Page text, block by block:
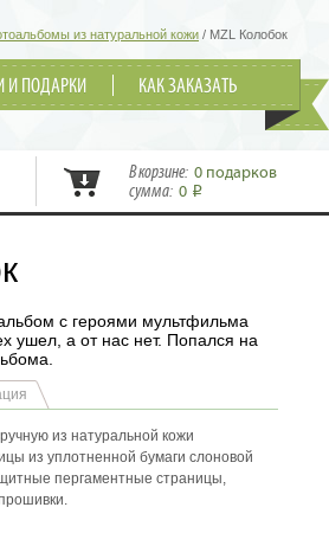
из натуральной кожи / MZL Колобок
И ПОДАРКИ КАК ЗАКАЗАТЬ
В корзине: 0 подарков
сумма: 0 i
с героями мультфильма
ушел, а от нас нет. Попался на
из натуральной кожи
из уплотненной бумаги слоновой
пергаментные страницы,